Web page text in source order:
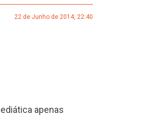
22 de Junho de 2014, 22:40
apenas